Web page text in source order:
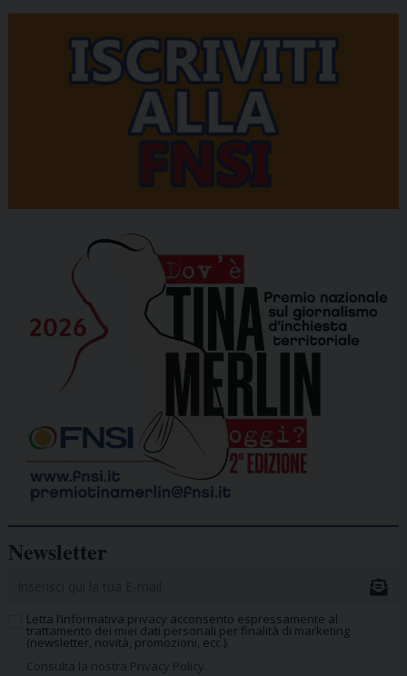
Newsletter
Letta l’informativa privacy acconsento espressamente al
trattamento dei miei dati personali per finalità di marketing
(newsletter, novità, promozioni, ecc.).
Consulta la nostra Privacy Policy.